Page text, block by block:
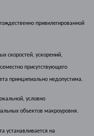
привилегированной
скоростей, ускорений,
присутствующего
принципиально недопустима.
условно
объектов макроуровня.
устанавливается на